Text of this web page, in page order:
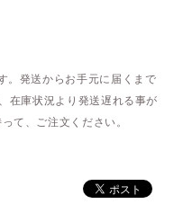
。発送からお手元に届くまで
在庫状況より発送遅れる事が
て、ご注文ください。